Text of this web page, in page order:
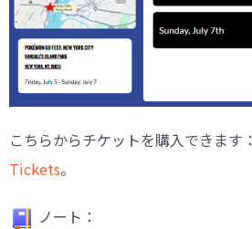
こちらからチケットを購入できます：
Tickets。
ノート：